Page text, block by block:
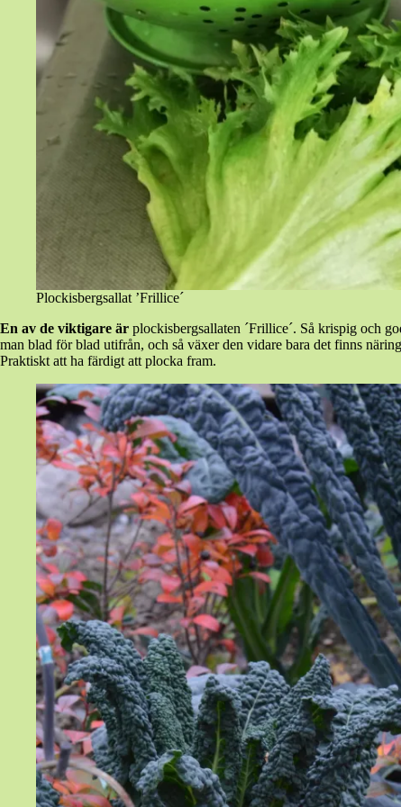
Plockisbergsallat ’Frillice´
En av de viktigare är plockisbergsallaten ´Frillice´. Så krispig och
man blad för blad utifrån, och så växer den vidare bara det finns
Praktiskt att ha färdigt att plocka fram.